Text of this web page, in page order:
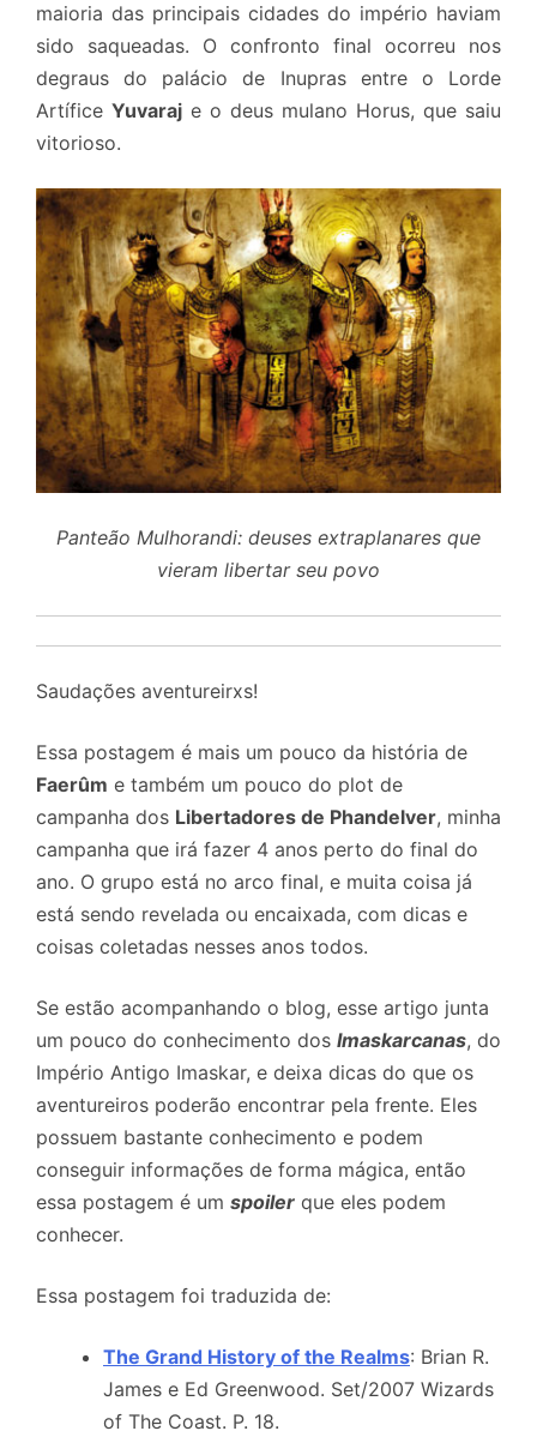
maioria das principais cidades do império haviam
sido saqueadas. O confronto final ocorreu nos
degraus do palácio de Inupras entre o Lorde
Artífice Yuvaraj e o deus mulano Horus, que saiu
vitorioso.
Panteão Mulhorandi: deuses extraplanares que
vieram libertar seu povo
Saudações aventureirxs!
Essa postagem é mais um pouco da história de
Faerûm e também um pouco do plot de
campanha dos Libertadores de Phandelver, minha
campanha que irá fazer 4 anos perto do final do
ano. O grupo está no arco final, e muita coisa já
está sendo revelada ou encaixada, com dicas e
coisas coletadas nesses anos todos.
Se estão acompanhando o blog, esse artigo junta
um pouco do conhecimento dos Imaskarcanas, do
Império Antigo Imaskar, e deixa dicas do que os
aventureiros poderão encontrar pela frente. Eles
possuem bastante conhecimento e podem
conseguir informações de forma mágica, então
essa postagem é um spoiler que eles podem
conhecer.
Essa postagem foi traduzida de:
The Grand History of the Realms: Brian R.
James e Ed Greenwood. Set/2007 Wizards
of The Coast. P. 18.